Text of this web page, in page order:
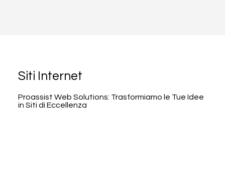
Siti Internet
Proassist Web Solutions: Trasformiamo le Tue Idee
in Siti di Eccellenza